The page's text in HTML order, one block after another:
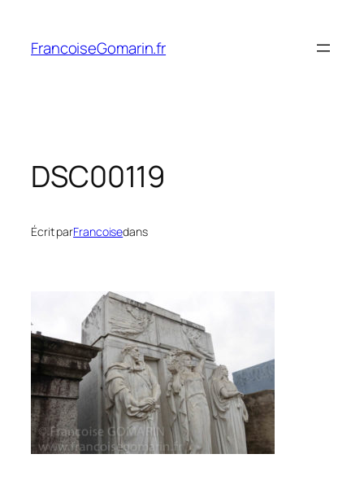
contenu
FrancoiseGomarin.fr
DSC00119
Écrit parFrancoisedans